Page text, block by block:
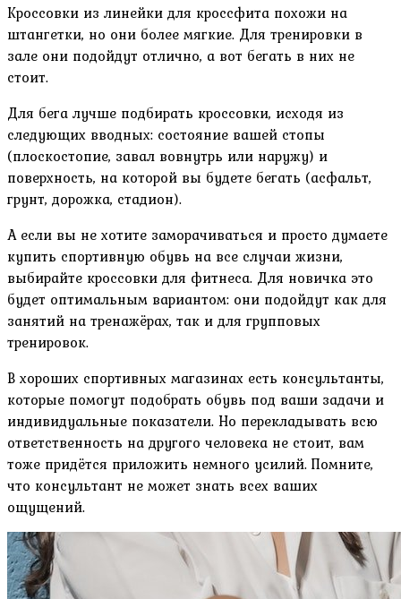
Кроссовки из линейки для кроссфита похожи на
штангетки, но они более мягкие. Для тренировки в
зале они подойдут отлично, а вот бегать в них не
стоит.
Для бега лучше подбирать кроссовки, исходя из
следующих вводных: состояние вашей стопы
(плоскостопие, завал вовнутрь или наружу) и
поверхность, на которой вы будете бегать (асфальт,
грунт, дорожка, стадион).
А если вы не хотите заморачиваться и просто думаете
купить спортивную обувь на все случаи жизни,
выбирайте кроссовки для фитнеса. Для новичка это
будет оптимальным вариантом: они подойдут как для
занятий на тренажёрах, так и для групповых
тренировок.
В хороших спортивных магазинах есть консультанты,
которые помогут подобрать обувь под ваши задачи и
индивидуальные показатели. Но перекладывать всю
ответственность на другого человека не стоит, вам
тоже придётся приложить немного усилий. Помните,
что консультант не может знать всех ваших
ощущений.